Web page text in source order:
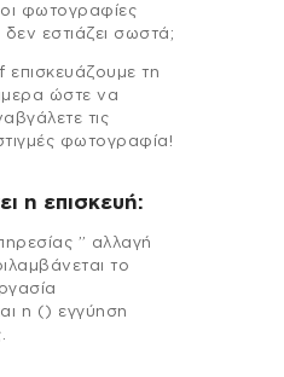
φωτογραφίες
εστιάζει σωστά;
τη
ώστε να
τις
φωτογραφία!
η επισκευή:
” αλλαγή
το
η () εγγύηση